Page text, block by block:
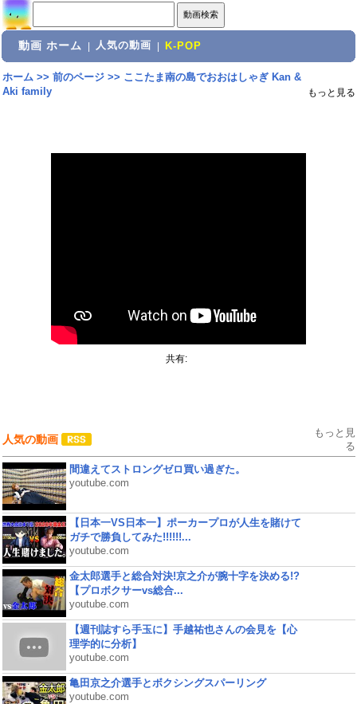
動画 ホーム 人気の動画 K-POP
ホーム>> 前のページ>> ここたま南の島でおおはしゃぎ Kan &
Aki family
もっと見る
共有:
人気の動画
もっと見
る
間違えてストロングゼロ買い過ぎた。
youtube.com
【日本一VS日本一】ポーカープロが人生を賭けて
ガチで勝負してみた!!!!!!...
youtube.com
金太郎選手と総合対決!京之介が腕十字を決める!?
【プロボクサーvs総合...
youtube.com
【週刊誌すら手玉に】手越祐也さんの会見を【心
理学的に分析】
youtube.com
亀田京之介選手とボクシングスパーリング
youtube.com